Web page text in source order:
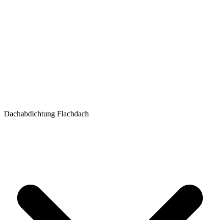
Dachabdichtung Flachdach